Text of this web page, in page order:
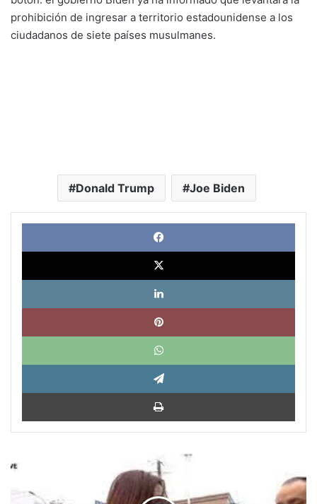
prohibición de ingresar a territorio estadounidense a los
ciudadanos de siete países musulmanes.
Donald Trump Joe Biden
X